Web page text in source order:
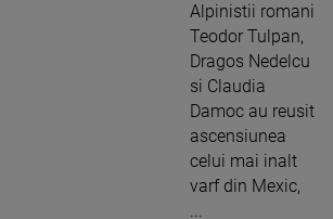
Alpinistii romani
Teodor Tulpan,
Dragos Nedelcu
si Claudia
Damoc au reusit
ascensiunea
celui mai inalt
varf din Mexic,
...